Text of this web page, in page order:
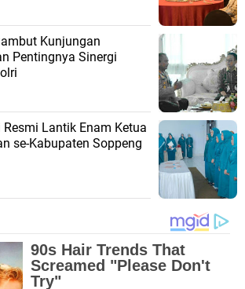
Kunjungan
Pentingnya Sinergi
Lantik Enam Ketua
se-Kabupaten Soppeng